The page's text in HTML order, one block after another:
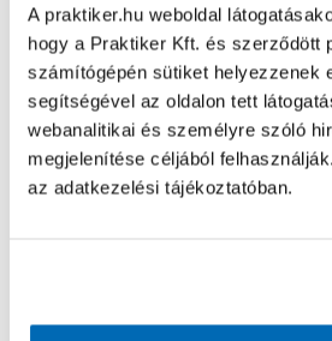
A praktiker.hu weboldal
hogy a Praktiker Kft. és szerződött
számítógépén sütiket helyezzenek
segítségével az oldalon tett
webanalitikai és személyre szóló
megjelenítése céljából
az adatkezelési tájékoztatóban.
Oldal újratöltése